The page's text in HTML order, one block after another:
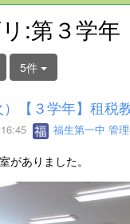
:第３学年
5件
）【３学年】租税
福生第一中 管
がありました。